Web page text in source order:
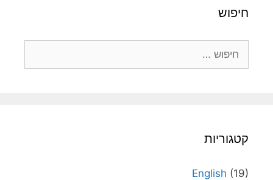
חיפוש
קטגוריות
English (19)